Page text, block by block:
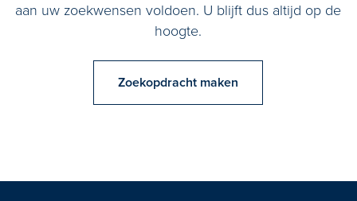
aan uw zoekwensen voldoen. U blijft dus altijd op de
hoogte.
Zoekopdracht maken